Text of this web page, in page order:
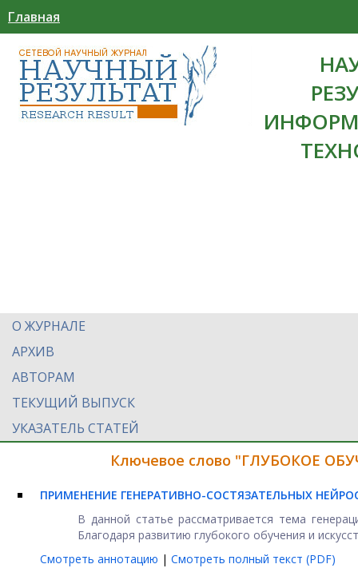
Главная
О ЖУРНАЛЕ
АРХИВ
АВТОРАМ
ТЕКУЩИЙ ВЫПУСК
УКАЗАТЕЛЬ СТАТЕЙ
Ключевое слово "ГЛУБОКОЕ
ПРИМЕНЕНИЕ ГЕНЕРАТИВНО-СОСТЯЗАТЕЛЬНЫХ
В данной статье рассматривается тема
Благодаря развитию глубокого обучения и
Смотреть аннотацию | Смотреть полный текст (PDF)